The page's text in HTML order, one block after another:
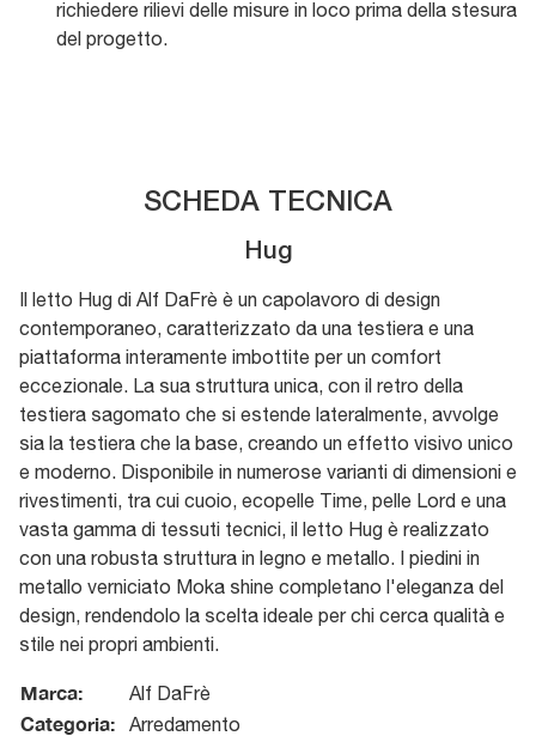
richiedere rilievi delle misure in loco prima della stesura
del progetto.
SCHEDA TECNICA
Hug
Il letto Hug di Alf DaFrè è un capolavoro di design
contemporaneo, caratterizzato da una testiera e una
piattaforma interamente imbottite per un comfort
eccezionale. La sua struttura unica, con il retro della
testiera sagomato che si estende lateralmente, avvolge
sia la testiera che la base, creando un effetto visivo unico
e moderno. Disponibile in numerose varianti di dimensioni e
rivestimenti, tra cui cuoio, ecopelle Time, pelle Lord e una
vasta gamma di tessuti tecnici, il letto Hug è realizzato
con una robusta struttura in legno e metallo. I piedini in
metallo verniciato Moka shine completano l'eleganza del
design, rendendolo la scelta ideale per chi cerca qualità e
stile nei propri ambienti.
Marca: Alf DaFrè
Categoria: Arredamento